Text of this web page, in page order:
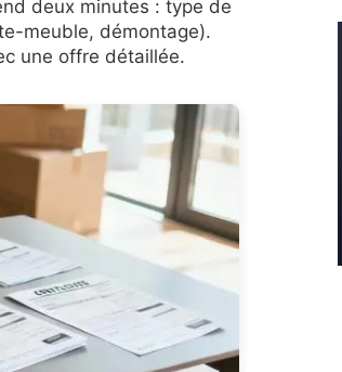
deux minutes : type de
meuble, démontage).
une offre détaillée.